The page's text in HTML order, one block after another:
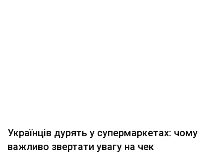
Українців дурять у супермаркетах: чому
важливо звертати увагу на чек